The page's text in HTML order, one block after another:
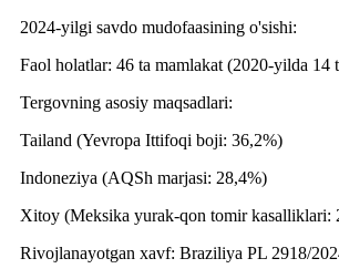
2024-yilgi savdo mudofaasining o'sishi:
Faol holatlar: 46 ta mamlakat (2020-yilda 14
Tergovning asosiy maqsadlari:
Tailand (Yevropa Ittifoqi boji: 36,2%)
Indoneziya (AQSh marjasi: 28,4%)
Xitoy (Meksika yurak-qon tomir kasalliklari:
Rivojlanayotgan xavf: Braziliya PL 2918/